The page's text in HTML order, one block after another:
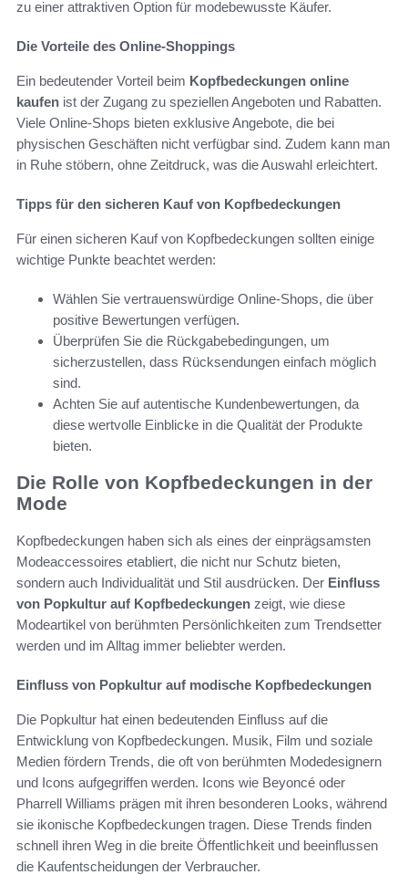
zu einer attraktiven Option für modebewusste Käufer.
Die Vorteile des Online-Shoppings
Ein bedeutender Vorteil beim Kopfbedeckungen online
kaufen ist der Zugang zu speziellen Angeboten und Rabatten.
Viele Online-Shops bieten exklusive Angebote, die bei
physischen Geschäften nicht verfügbar sind. Zudem kann man
in Ruhe stöbern, ohne Zeitdruck, was die Auswahl erleichtert.
Tipps für den sicheren Kauf von Kopfbedeckungen
Für einen sicheren Kauf von Kopfbedeckungen sollten einige
wichtige Punkte beachtet werden:
Wählen Sie vertrauenswürdige Online-Shops, die über
positive Bewertungen verfügen.
Überprüfen Sie die Rückgabebedingungen, um
sicherzustellen, dass Rücksendungen einfach möglich
sind.
Achten Sie auf autentische Kundenbewertungen, da
diese wertvolle Einblicke in die Qualität der Produkte
bieten.
Die Rolle von Kopfbedeckungen in der
Mode
Kopfbedeckungen haben sich als eines der einprägsamsten
Modeaccessoires etabliert, die nicht nur Schutz bieten,
sondern auch Individualität und Stil ausdrücken. Der Einfluss
von Popkultur auf Kopfbedeckungen zeigt, wie diese
Modeartikel von berühmten Persönlichkeiten zum Trendsetter
werden und im Alltag immer beliebter werden.
Einfluss von Popkultur auf modische Kopfbedeckungen
Die Popkultur hat einen bedeutenden Einfluss auf die
Entwicklung von Kopfbedeckungen. Musik, Film und soziale
Medien fördern Trends, die oft von berühmten Modedesignern
und Icons aufgegriffen werden. Icons wie Beyoncé oder
Pharrell Williams prägen mit ihren besonderen Looks, während
sie ikonische Kopfbedeckungen tragen. Diese Trends finden
schnell ihren Weg in die breite Öffentlichkeit und beeinflussen
die Kaufentscheidungen der Verbraucher.